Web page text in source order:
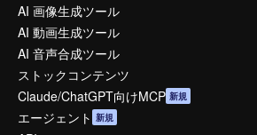
AI 画像生成ツール
AI 動画生成ツール
AI 音声合成ツール
ストックコンテンツ
Claude/ChatGPT向けMCP 新規
エージェント 新規